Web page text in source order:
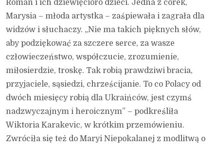
Roman i ich dziewięcioro dzieci. Jedna z córek,
Marysia – młoda artystka – zaśpiewała i zagrała dla
widzów i słuchaczy. „Nie ma takich pięknych słów,
aby podziękować za szczere serce, za wasze
człowieczeństwo, współczucie, zrozumienie,
miłosierdzie, troskę. Tak robią prawdziwi bracia,
przyjaciele, sąsiedzi, chrześcijanie. To co Polacy od
dwóch miesięcy robią dla Ukraińców, jest czymś
nadzwyczajnym i heroicznym” – podkreśliła
Wiktoria Karakevic, w krótkim przemówieniu.
Zwróciła się też do Maryi Niepokalanej z modlitwą o